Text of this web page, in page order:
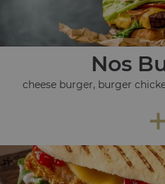
Nos
cheese burger, burger